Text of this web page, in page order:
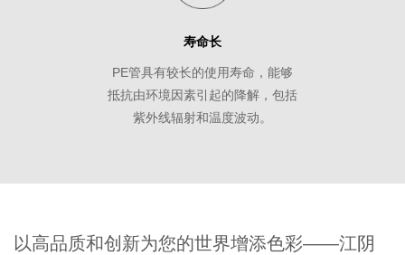
寿命长
PE管具有较长的使用寿命，能够
抵抗由环境因素引起的降解，包括
紫外线辐射和温度波动。
以高品质和创新为您的世界增添色彩——江阴